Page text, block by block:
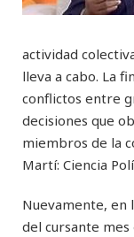
actividad
lleva a cabo. La
conflictos entre
decisiones que
miembros de la
Martí: Ciencia
Nuevamente, en
del cursante